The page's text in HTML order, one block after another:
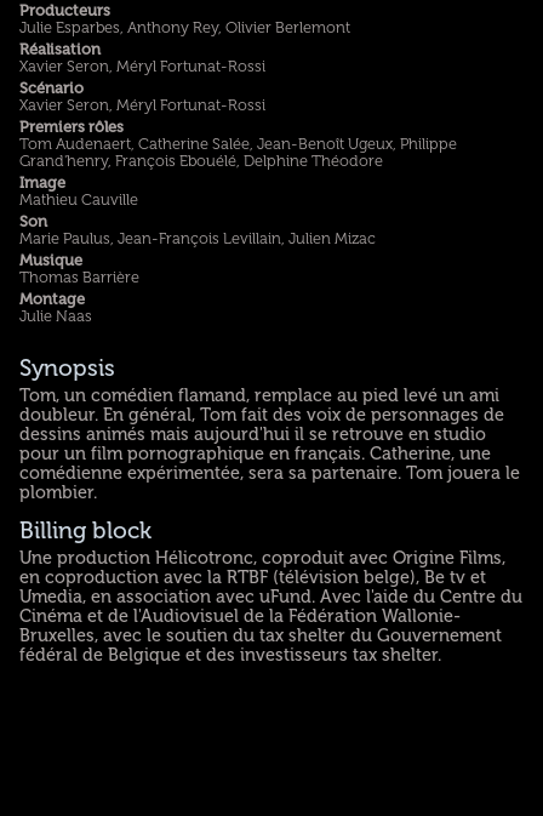
Producteurs
Julie Esparbes, Anthony Rey, Olivier Berlemont
Réalisation
Xavier Seron, Méryl Fortunat-Rossi
Scénario
Xavier Seron, Méryl Fortunat-Rossi
Premiers rôles
Tom Audenaert, Catherine Salée, Jean-Benoît Ugeux, Philippe
Grand'henry, François Ebouélé, Delphine Théodore
Image
Mathieu Cauville
Son
Marie Paulus, Jean-François Levillain, Julien Mizac
Musique
Thomas Barrière
Montage
Julie Naas
Synopsis
Tom, un comédien flamand, remplace au pied levé un ami
doubleur. En général, Tom fait des voix de personnages de
dessins animés mais aujourd'hui il se retrouve en studio
pour un film pornographique en français. Catherine, une
comédienne expérimentée, sera sa partenaire. Tom jouera le
plombier.
Billing block
Une production Hélicotronc, coproduit avec Origine Films,
en coproduction avec la RTBF (télévision belge), Be tv et
Umedia, en association avec uFund. Avec l'aide du Centre du
Cinéma et de l'Audiovisuel de la Fédération Wallonie-
Bruxelles, avec le soutien du tax shelter du Gouvernement
fédéral de Belgique et des investisseurs tax shelter.